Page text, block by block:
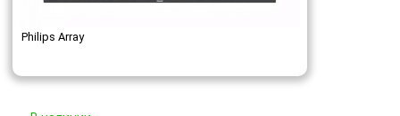
Philips Array